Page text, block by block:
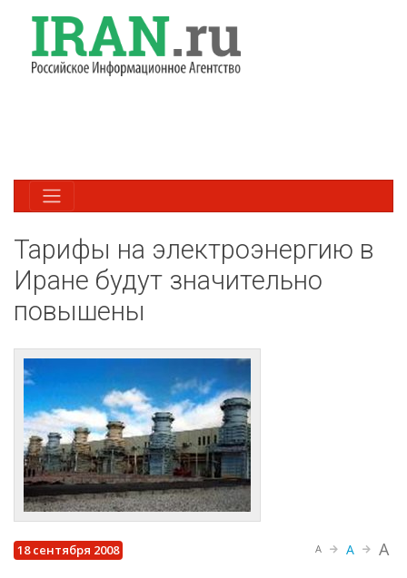
Тарифы на электроэнергию в
Иране будут значительно
повышены
18 сентября 2008 A A A